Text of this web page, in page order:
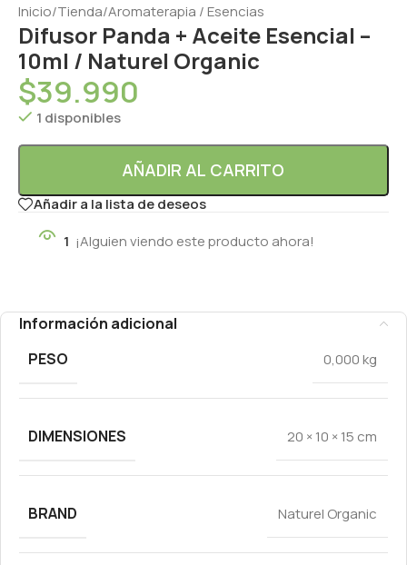
Inicio/Tienda/Aromaterapia / Esencias
Difusor Panda + Aceite Esencial –
10ml / Naturel Organic
$39.990
1 disponibles
AÑADIR AL CARRITO
Añadir a la lista de deseos
1 ¡Alguien viendo este producto ahora!
Información adicional
PESO
0,000 kg
DIMENSIONES 20 × 10 × 15 cm
BRAND Naturel Organic